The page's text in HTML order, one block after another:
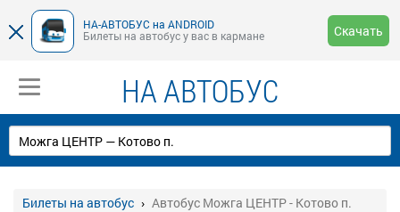
НА-АВТОБУС на ANDROID
Билеты на автобус у вас в кармане
Скачать
НА АВТОБУС
Билеты на автобус Автобус Можга ЦЕНТР - Котово п.